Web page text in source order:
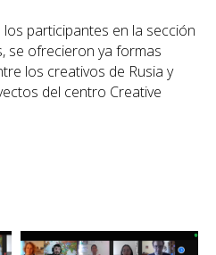
participantes en la sección
se ofrecieron ya formas
los creativos de Rusia y
del centro Creative